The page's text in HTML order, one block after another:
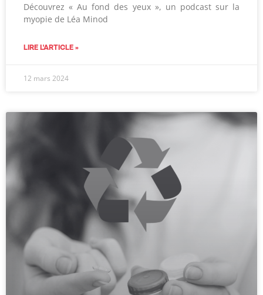
Découvrez « Au fond des yeux », un podcast sur la
myopie de Léa Minod
LIRE L'ARTICLE »
12 mars 2024